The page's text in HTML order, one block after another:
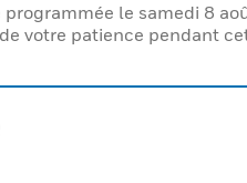
le samedi 8
votre patience pendant